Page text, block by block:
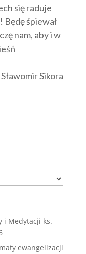
się raduje
śpiewał
nam, aby i w
Sikora
i Medytacji ks.
ewangelizacji